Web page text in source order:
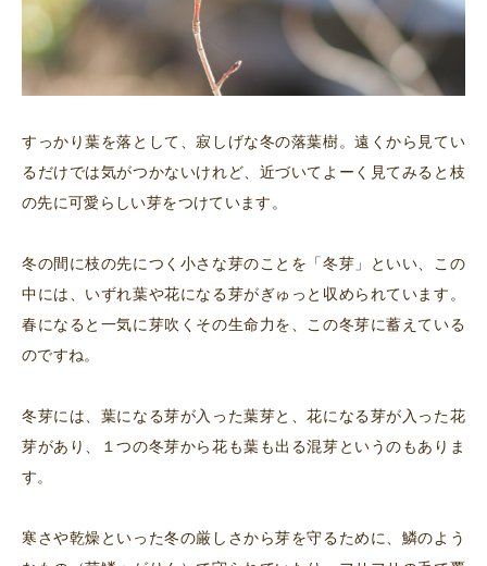
すっかり葉を落として、寂しげな冬の落葉樹。遠くから見てい
るだけでは気がつかないけれど、近づいてよーく見てみると枝
の先に可愛らしい芽をつけています。
冬の間に枝の先につく小さな芽のことを「冬芽」といい、この
中には、いずれ葉や花になる芽がぎゅっと収められています。
春になると一気に芽吹くその生命力を、この冬芽に蓄えている
のですね。
冬芽には、葉になる芽が入った葉芽と、花になる芽が入った花
芽があり、１つの冬芽から花も葉も出る混芽というのもありま
す。
寒さや乾燥といった冬の厳しさから芽を守るために、鱗のよう